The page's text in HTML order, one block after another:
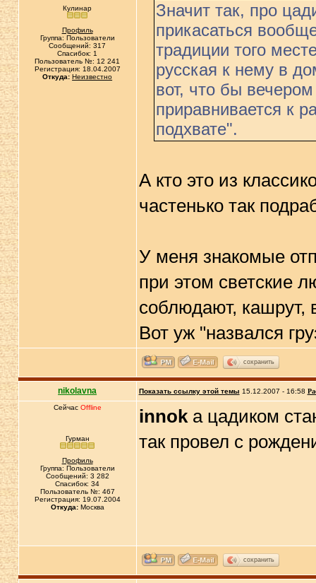
Кулинар
Профиль
Группа: Пользователи
Сообщений: 317
Спасибок: 1
Пользователь №: 12 241
Регистрация: 18.04.2007
Откуда: Неизвестно
Значит так, про
прикасаться
традиции того
русская к нему в
вот, что бы
приравнивается к
подхвате".
А кто это из
частенько так
У меня знакомые
при этом светские
соблюдают, кашрут,
Вот уж "назвался
сохранить
nikolavna Показать ссылку этой темы 15.12.2007 - 16:58
Сейчас Offline
Гурман
Профиль
Группа: Пользователи
Сообщений: 3 282
Спасибок: 34
Пользователь №: 467
Регистрация: 19.07.2004
Откуда:Москва
innokа цадиком
так провел с
сохранить